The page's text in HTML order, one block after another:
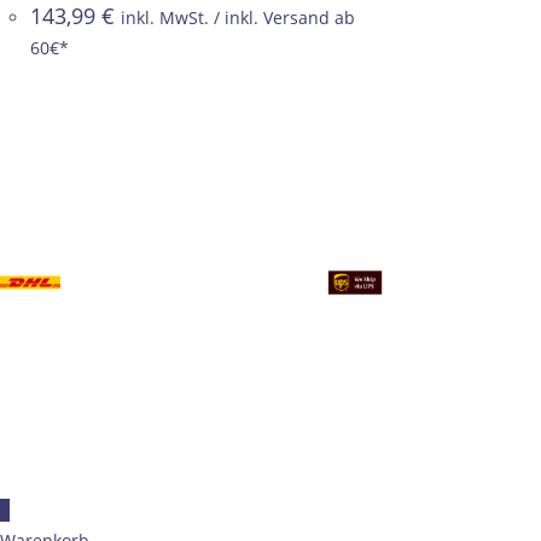
143,99 € inkl. MwSt. / inkl. Versand ab
60€*